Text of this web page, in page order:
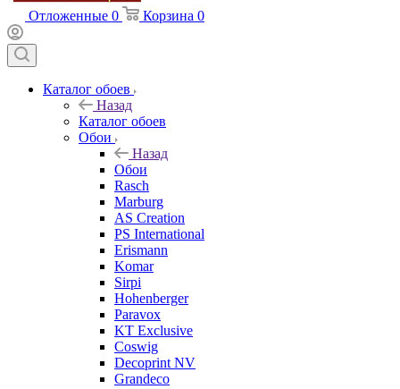
Отложенные 0 Корзина 0
Каталог обоев
Назад
Каталог обоев
Обои
Назад
Обои
Rasch
Marburg
AS Creation
PS International
Erismann
Komar
Sirpi
Hohenberger
Paravox
KT Exclusive
Coswig
Decoprint NV
Grandeco